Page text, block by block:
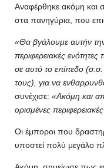
Αναφέρθηκε ακόμη και
στα πανηγύρια, που
«Θα βγάλουμε αυτήν
περιφερειακές
σε αυτό το επίπεδο
τους), για να
συνέχισε: «Ακόμη και
ορισμένες
Οι έμποροι που
υποστεί πολύ μεγάλο